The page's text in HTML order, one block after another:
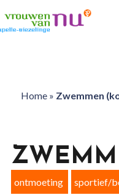
Home» Zwemmen
ontmoeting sportief/